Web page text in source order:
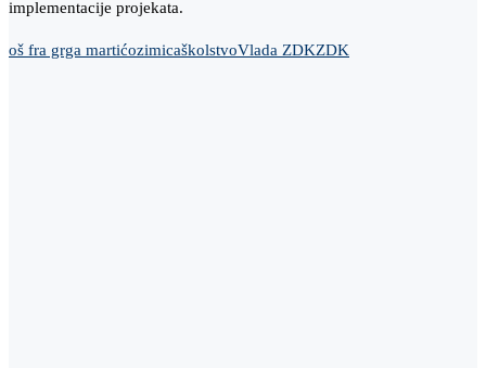
implementacije projekata.
oš fra grga martićozimicaškolstvoVlada ZDKZDK